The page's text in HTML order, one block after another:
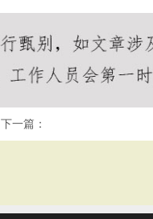
下一篇：